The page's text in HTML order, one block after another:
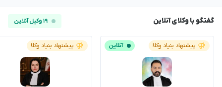
گفتگو با وکلای آنلاین ۱۹ وکیل آنلاین
پیشنهاد بنیاد وکلا آنلاین پیشنهاد بنیاد وکلا